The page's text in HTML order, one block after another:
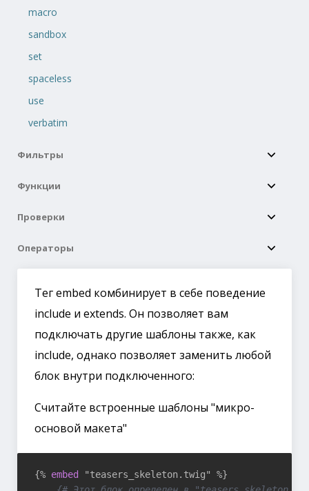
macro
sandbox
set
spaceless
use
verbatim
Фильтры
Функции
Проверки
Операторы
Тег embed комбинирует в себе поведение
include и extends. Он позволяет вам
подключать другие шаблоны также, как
include, однако позволяет заменить любой
блок внутри подключенного:
Считайте встроенные шаблоны "микро-
основой макета"
{% embed
"teasers_skeleton.twig" %}